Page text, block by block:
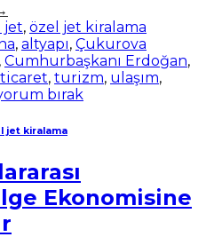
jet, özel jet kiralama
, altyapı, Çukurova
, Cumhurbaşkanı Erdoğan,
ticaret, turizm, ulaşım,
bırak
jet kiralama
Ekonomisine